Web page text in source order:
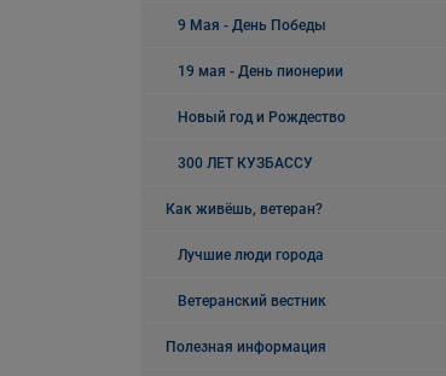
9 Мая - День Победы
19 мая - День пионерии
Новый год и Рождество
300 ЛЕТ КУЗБАССУ
Как живёшь, ветеран?
Лучшие люди города
Ветеранский вестник
Полезная информация